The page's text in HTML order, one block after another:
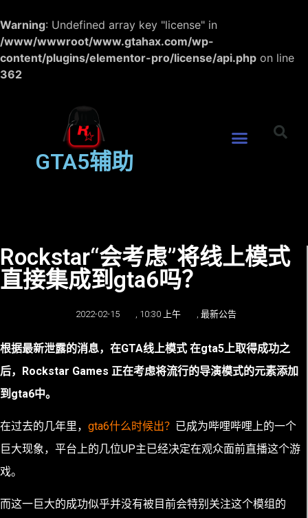
Warning: Undefined array key "license" in
/www/wwwroot/www.gtahax.com/wp-
content/plugins/elementor-pro/license/api.php on line
362
GTA5辅助
Rockstar“会考虑”将线上模式
直接集成到gta6吗？
2022-02-15 10:30 上午 最新公告
根据最新泄露的消息，在GTA线上模式 在gta5上取得成功之
后，Rockstar Games 正在考虑将流行的导演模式的元素添加
到gta6中。
在过去的几年里， gta6什么时候出？ 已成为哔哩哔哩上的一个
巨大现象，平台上的几位UP主已经决定在观众面前直播这个游
戏。
而这一巨大的成功似乎并没有被目前会特别关注这个模组的